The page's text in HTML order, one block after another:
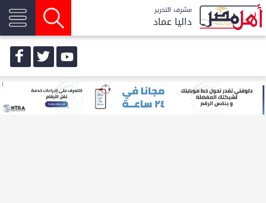
مشرف التحرير
داليا عماد